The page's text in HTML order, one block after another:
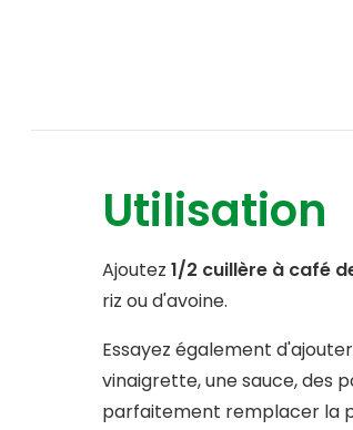
Utilisation
Ajoutez 1/2 cuillère à café
riz ou d'avoine.
Essayez également
vinaigrette, une sauce, des
parfaitement remplacer la